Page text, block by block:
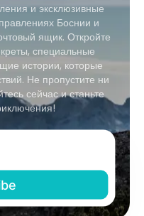
и эксклюзивные
Боснии и
ящик. Откройте
специальные
истории, которые
Не пропустите ни
сейчас и станьте